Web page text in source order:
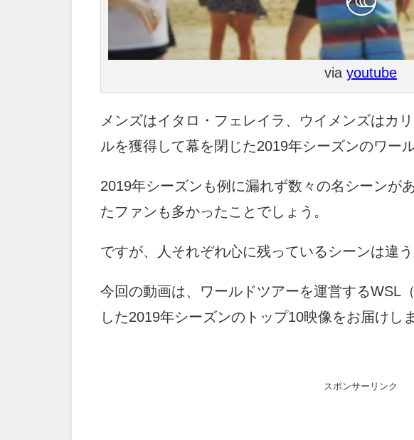
via youtube
メンズはイタロ・フェレイラ、ウイメンズはカ
ルを獲得して幕を閉じた2019年シーズンのワー
2019年シーズンも例に漏れず数々の名シーンが
たファンも多かったことでしょう。
ですが、人それぞれ心に残っているシーンは違う
今回の動画は、ワールドツアーを運営するWSL
した2019年シーズンのトップ10映像をお届けしま
スポンサーリンク